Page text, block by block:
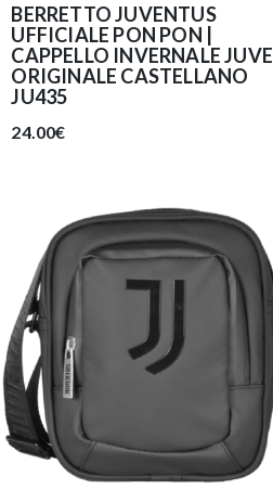
BERRETTO JUVENTUS
UFFICIALE PON PON |
CAPPELLO INVERNALE JUVE
ORIGINALE CASTELLANO
JU435
24.00€